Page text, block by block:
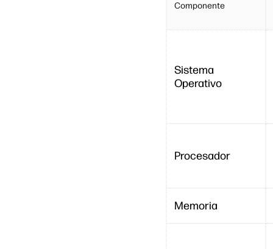
Componente
Sistema
Operativo
Procesador
Memoria